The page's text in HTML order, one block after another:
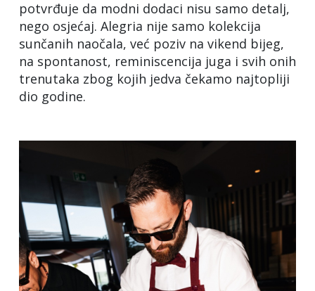
potvrđuje da modni dodaci nisu samo detalj,
nego osjećaj. Alegria nije samo kolekcija
sunčanih naočala, već poziv na vikend bijeg,
na spontanost, reminiscencija juga i svih onih
trenutaka zbog kojih jedva čekamo najtopliji
dio godine.